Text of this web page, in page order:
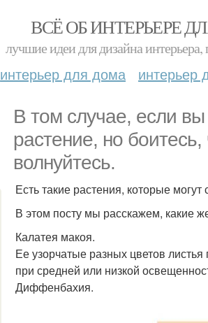
ВСЁ ОБ ИНТЕРЬЕРЕ
лучшие идеи для дизайна
интерьер для дома интерьер
В том случае, если вы
растение, но боитесь,
волнуйтесь.
Есть такие растения, которые
В этом посту мы расскажем, какие
Калатея макоя.
Ее узорчатые разных цветов
при средней или низкой
Диффенбахия.